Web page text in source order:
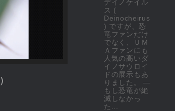
)
デイノケイル
ス (
Deinocheirus
) ですが、恐
竜ファンだけ
でなく、ＵＭ
Ａファンにも
人気の高いダ
イノサウロイ
ドの展示もあ
りました。 ―
もし恐竜が絶
滅しなかっ
た...